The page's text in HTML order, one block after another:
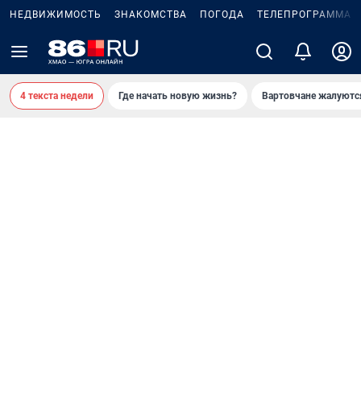
НЕДВИЖИМОСТЬ ЗНАКОМСТВА ПОГОДА ТЕЛЕПРОГРАММА
4 текста недели Где начать новую жизнь? Вартовчане